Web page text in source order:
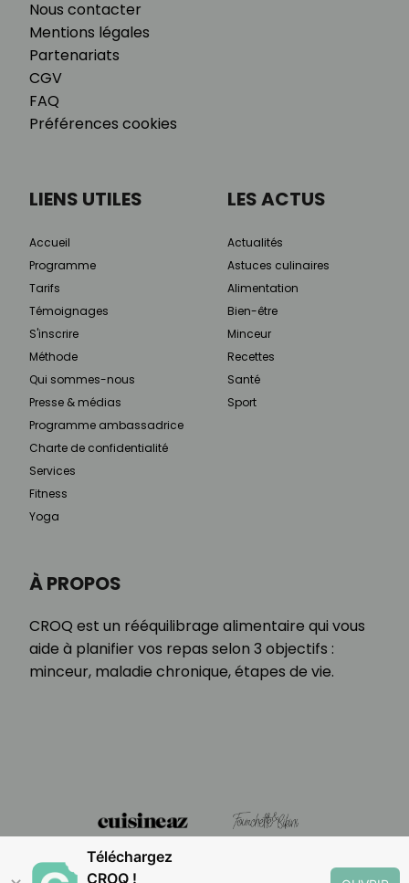
Nous contacter
Mentions légales
Partenariats
CGV
FAQ
Préférences cookies
À PROPOS
CROQ est un rééquilibrage alimentaire qui vous
aide à planifier vos repas selon 3 objectifs :
minceur, maladie chronique, étapes de vie.
LIENS UTILES
Accueil
Programme
Tarifs
Témoignages
S'inscrire
Méthode
Qui sommes-nous
Presse & médias
Programme ambassadrice
Charte de confidentialité
Services
Fitness
Yoga
LES ACTUS
Actualités
Astuces culinaires
Alimentation
Bien-être
Minceur
Recettes
Santé
Sport
Téléchargez
CROQ !